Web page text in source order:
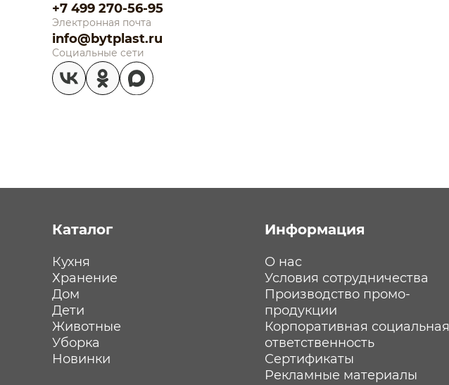
+7 499 270-56-95
Электронная почта
info@bytplast.ru
Социальные сети
Каталог
Кухня
Хранение
Дом
Дети
Животные
Уборка
Новинки
Информация
О нас
Условия сотрудничества
Производство промо-
продукции
Корпоративная социальная
ответственность
Сертификаты
Рекламные материалы